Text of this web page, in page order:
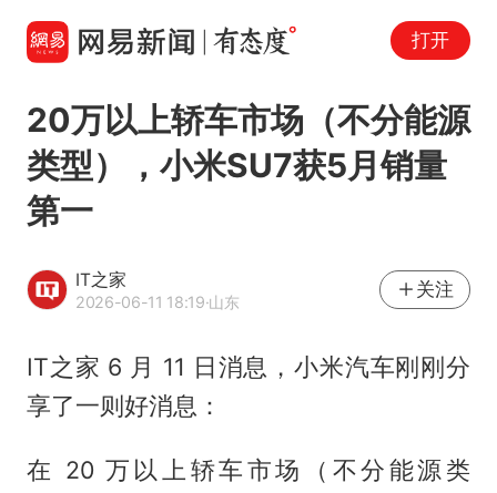
打开
20万以上轿车市场（不分能源
类型），小米SU7获5月销量
第一
IT之家
2026-06-11 18:19·山东
关注
IT之家 6 月 11 日消息，小米汽车刚刚分
享了一则好消息：
在 20 万以上轿车市场（不分能源类